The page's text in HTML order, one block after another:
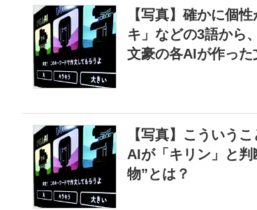
【写真】確かに個
キ」などの3語から
文豪の各AIが作った
【写真】こういう
AIが「キリン」と判
物”とは？